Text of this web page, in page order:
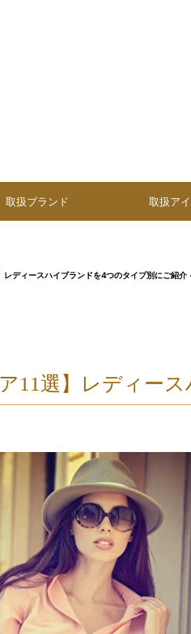
取扱ブランド 取扱ア
レディースハイブランドを4つのタイプ別にご紹
11選】レディー